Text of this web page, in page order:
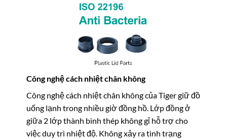
Công nghệ cách nhiệt chân không
Công nghệ cách nhiệt chân không của Tiger giữ đồ
uống lạnh trong nhiều giờ đồng hồ. Lớp đồng ở
giữa 2 lớp thành bình thép không gỉ hỗ trợ cho
việc duy trì nhiệt độ. Không xảy ra tình trạng